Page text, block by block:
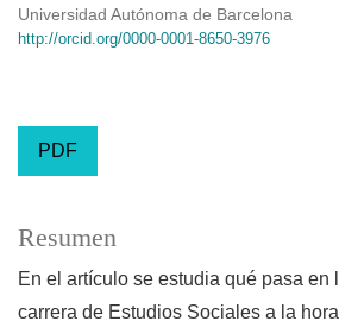
Universidad Autónoma de Barcelona
http://orcid.org/0000-0001-8650-3976
PDF
Resumen
En el artículo se estudia qué pasa en
carrera de Estudios Sociales a la